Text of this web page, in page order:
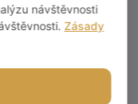
návštěvnosti
Zásady